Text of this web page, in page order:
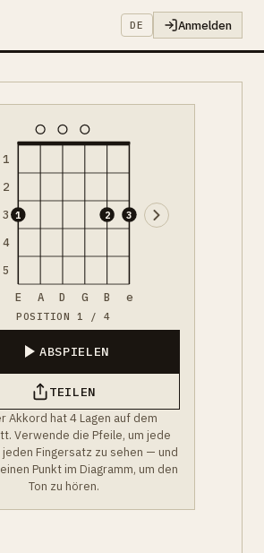
DE Anmelden
1
2
3
4
5
1 2 3
E A D G B e
POSITION 1 / 4
ABSPIELEN
TEILEN
Akkord hat 4 Lagen auf dem
Verwende die Pfeile, um jede
jeden Fingersatz zu sehen — und
Punkt im Diagramm, um den
Ton zu hören.